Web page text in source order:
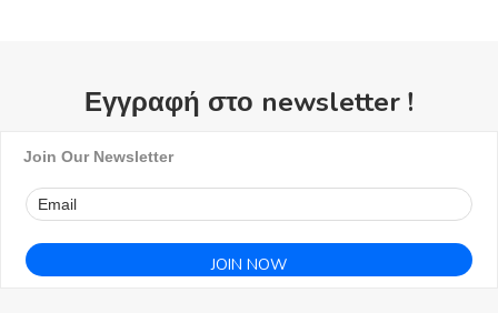
Εγγραφή στο newsletter !
Join Our Newsletter